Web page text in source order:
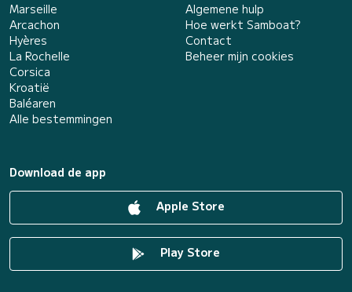
Marseille
Arcachon
Hyères
La Rochelle
Corsica
Kroatië
Baléaren
Alle bestemmingen
Algemene hulp
Hoe werkt Samboat?
Contact
Beheer mijn cookies
Download de app
Apple Store
Play Store